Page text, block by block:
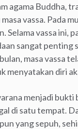
agama Buddha,
vassa. Pada
Selama vassa ini,
sangat penting
masa vassa
menyatakan diri
menjadi
di satu tempat.
yang sepuh,